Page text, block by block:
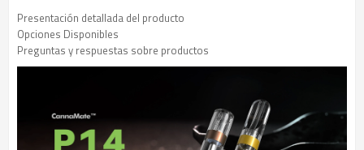
Presentación detallada del producto
Opciones Disponibles
Preguntas y respuestas sobre productos